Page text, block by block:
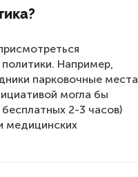
Например,
парковочные места
могла бы
2-3 часов)
медицинских